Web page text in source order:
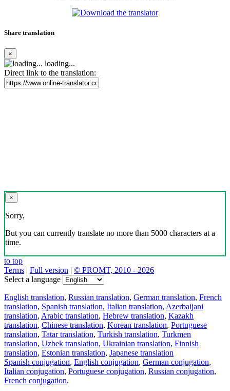
Share translation
×
loading...
Direct link to the translation:
×
Sorry,
But you can currently translate no more than 5000 characters at a
time.
to top
Terms | Full version | © PROMT, 2010 - 2026
Select a language
English translation, Russian translation, German translation, French
translation, Spanish translation, Italian translation, Azerbaijani
translation, Arabic translation, Hebrew translation, Kazakh
translation, Chinese translation, Korean translation, Portuguese
translation, Tatar translation, Turkish translation, Turkmen
translation, Uzbek translation, Ukrainian translation, Finnish
translation, Estonian translation, Japanese translation
Spanish conjugation, English conjugation, German conjugation,
Italian conjugation, Portuguese conjugation, Russian conjugation,
French conjugation.